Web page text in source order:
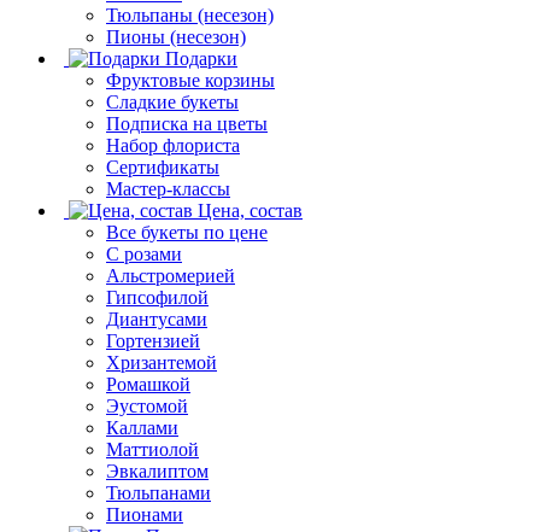
Тюльпаны (несезон)
Пионы (несезон)
Подарки
Фруктовые корзины
Сладкие букеты
Подписка на цветы
Набор флориста
Сертификаты
Мастер-классы
Цена, состав
Все букеты по цене
С розами
Альстромерией
Гипсофилой
Диантусами
Гортензией
Хризантемой
Ромашкой
Эустомой
Каллами
Маттиолой
Эвкалиптом
Тюльпанами
Пионами